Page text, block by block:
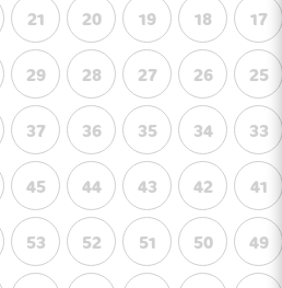
17
18
19
20
21
25
26
27
28
29
33
34
35
36
37
41
42
43
44
45
49
50
51
52
53